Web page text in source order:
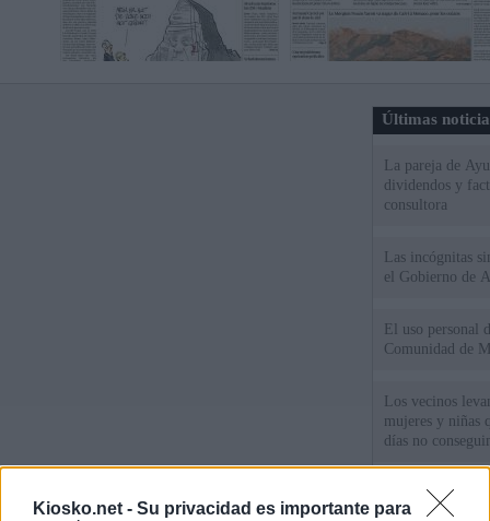
Kiosko.net - Su privacidad es importante para
Últimas
La pareja de
dividendos y
consultora
Las incógnitas
el Gobierno de
El uso personal
Comunidad de
Los vecinos
mujeres y niñas
días no
Meloni
mientras llama